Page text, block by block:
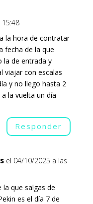
la hora de contratar
fecha de la que
la de entrada y
viajar con escalas
y no llego hasta 2
la vuelta un día
Responder
el 04/10/2025 a las
la que salgas de
es el día 7 de